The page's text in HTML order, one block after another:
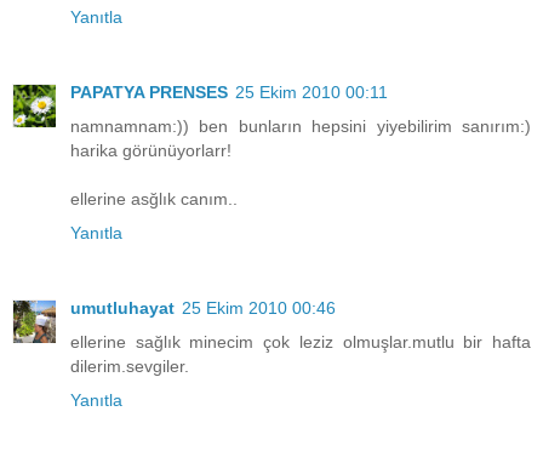
Yanıtla
PAPATYA PRENSES 25 Ekim 2010 00:11
namnamnam:)) ben bunların hepsini yiyebilirim sanırım:)
harika görünüyorlarr!
ellerine asğlık canım..
Yanıtla
umutluhayat 25 Ekim 2010 00:46
ellerine sağlık minecim çok leziz olmuşlar.mutlu bir hafta
dilerim.sevgiler.
Yanıtla